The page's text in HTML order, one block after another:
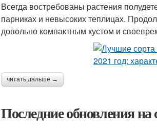
Всегда востребованы растения
парниках и невысоких теплицах.
довольно компактным кустом и
читать дальше →
Последние обновления на